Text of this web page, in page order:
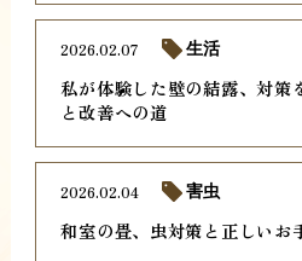
私が体験した壁の結露、対策
と改善への道
2026.02.07 生活
和室の畳、虫対策と正しいお
2026.02.04 害虫